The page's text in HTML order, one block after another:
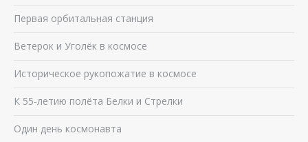
Первая орбитальная станция
Ветерок и Уголёк в космосе
Историческое рукопожатие в космосе
К 55-летию полёта Белки и Стрелки
Один день космонавта